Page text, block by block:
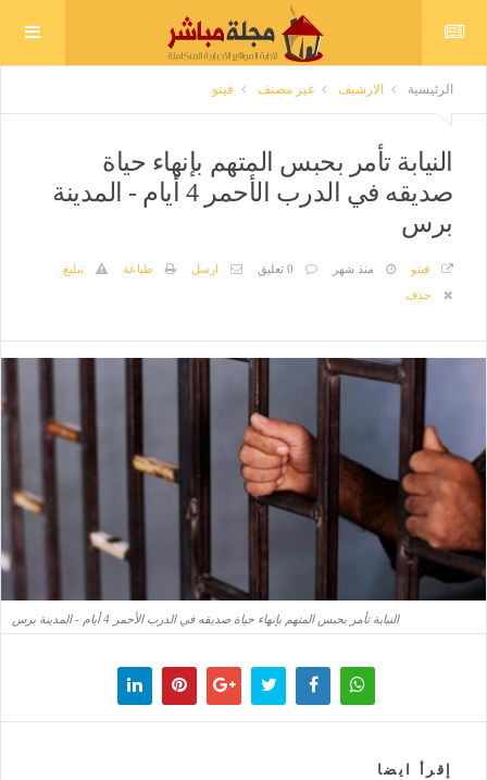
الرئيسية الارشيف غير مصنف فيتو
النيابة تأمر بحبس المتهم بإنهاء حياة
صديقه في الدرب الأحمر 4 أيام - المدينة
برس
فيتو منذ شهر 0 تعليق ارسل طباعة
تبليغ
حذف
النيابة تأمر بحبس المتهم بإنهاء حياة صديقه في الدرب الأحمر 4 أيام - المدينة برس
إقرأ ايضا